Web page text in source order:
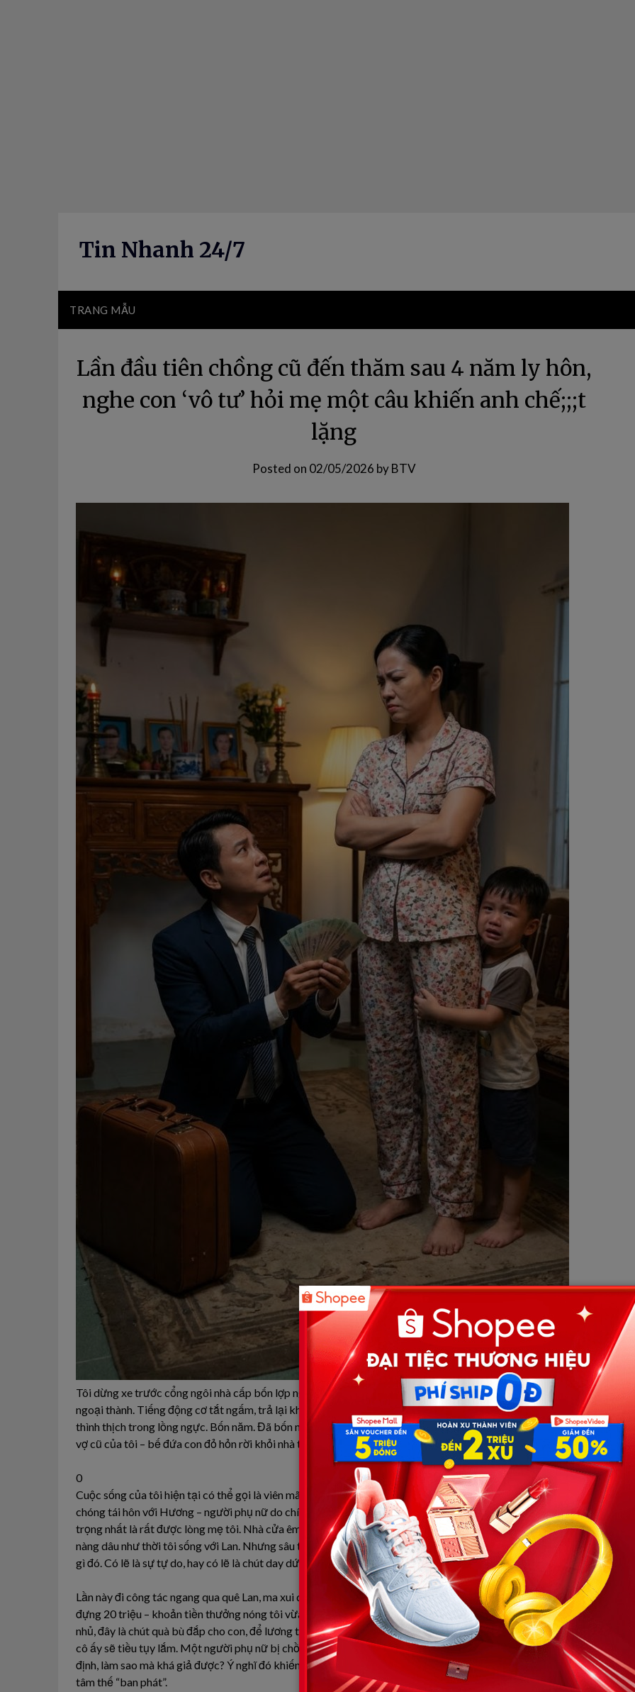
Tin Nhanh 24/7
TRANG MẪU
Lần đầu tiên chồng cũ đến thăm sau 4 năm ly hôn,
nghe con ‘vô tư’ hỏi mẹ một câu khiến anh chế;;;t
lặng
Posted on 02/05/2026 byBTV
Tôi dừng xe trước cổng ngôi nhà cấp bốn lợp ngói đỏ, nằm khuất sau những rặng tre yên ả của vùng quê
ngoại thành. Tiếng động cơ tắt ngấm, trả lại không gian sự tĩnh mịch vốn có, chỉ còn tiếng tim tôi đang đập
thình thịch trong lồng ngực. Bốn năm. Đã bốn năm kể từ ngày tôi đặt bút ký vào tờ đơn ly hôn, để mặc Lan –
vợ cũ của tôi – bế đứa con đỏ hỏn rời khỏi nhà trong nước mắt.
0
Cuộc sống của tôi hiện tại có thể gọi là viên mãn trong mắt người ngoài. Sau khi chia tay Lan, tôi nhanh
chóng tái hôn với Hương – người phụ nữ do chính tay mẹ tôi tuyển chọn. Hương khéo léo, biết điều và quan
trọng nhất là rất được lòng mẹ tôi. Nhà cửa êm ấm, không còn những trận cãi vã nảy lửa giữa mẹ chồng
nàng dâu như thời tôi sống với Lan. Nhưng sâu thẳm trong những đêm dài, tôi vẫn thấy thiếu vắng một điều
gì đó. Có lẽ là sự tự do, hay có lẽ là chút day dứt về giọt máu mình đã bỏ rơi.
Lần này đi công tác ngang qua quê Lan, ma xui quỷ khiến thế nào tôi lại rẽ vào. Trong túi áo vest là phong bì
đựng 20 triệu – khoản tiền thưởng nóng tôi vừa nhận được. Mẹ và Hương chưa biết đến khoản này. Tôi tự
nhủ, đây là chút quà bù đắp cho con, để lương tâm mình bớt cắn rứt. Tôi hình dung về Lan của hiện tại. Chắc
cô ấy sẽ tiều tụy lắm. Một người phụ nữ bị chồng bỏ, một mình nuôi con nhỏ ở quê, không nghề nghiệp ổn
định, làm sao mà khá giả được? Ý nghĩ đó khiến tôi vừa thương hại, vừa có chút tự mãn của kẻ bề trên mang
tâm thế “ban phát”.